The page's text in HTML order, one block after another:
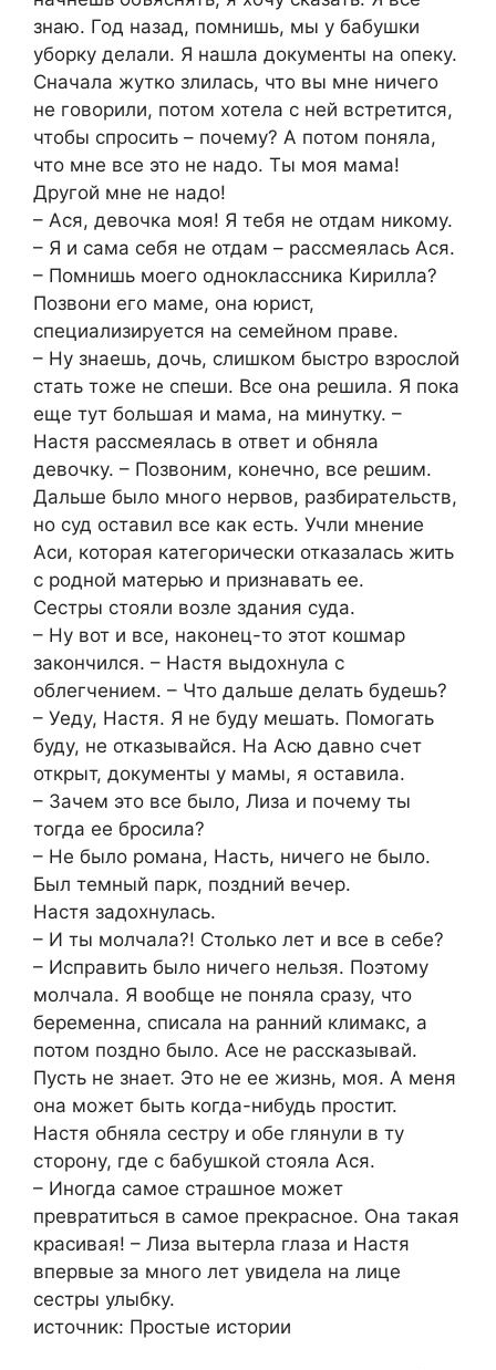
знаю. Год назад, помнишь, мы у бабушки
уборку делали. Я нашла документы на опеку.
Сначала жутко злилась, что вы мне ничего
не говорили, потом хотела с ней встретится,
чтобы спросить – почему? А потом поняла,
что мне все это не надо. Ты моя мама!
Другой мне не надо!
– Ася, девочка моя! Я тебя не отдам никому.
– Я и сама себя не отдам – рассмеялась Ася.
– Помнишь моего одноклассника Кирилла?
Позвони его маме, она юрист,
специализируется на семейном праве.
– Ну знаешь, дочь, слишком быстро взрослой
стать тоже не спеши. Все она решила. Я пока
еще тут большая и мама, на минутку. –
Настя рассмеялась в ответ и обняла
девочку. – Позвоним, конечно, все решим.
Дальше было много нервов, разбирательств,
но суд оставил все как есть. Учли мнение
Аси, которая категорически отказалась жить
с родной матерью и признавать ее.
Сестры стояли возле здания суда.
– Ну вот и все, наконец-то этот кошмар
закончился. – Настя выдохнула с
облегчением. – Что дальше делать будешь?
– Уеду, Настя. Я не буду мешать. Помогать
буду, не отказывайся. На Асю давно счет
открыт, документы у мамы, я оставила.
– Зачем это все было, Лиза и почему ты
тогда ее бросила?
– Не было романа, Насть, ничего не было.
Был темный парк, поздний вечер.
Настя задохнулась.
– И ты молчала?! Столько лет и все в себе?
– Исправить было ничего нельзя. Поэтому
молчала. Я вообще не поняла сразу, что
беременна, списала на ранний климакс, а
потом поздно было. Асе не рассказывай.
Пусть не знает. Это не ее жизнь, моя. А меня
она может быть когда-нибудь простит.
Настя обняла сестру и обе глянули в ту
сторону, где с бабушкой стояла Ася.
– Иногда самое страшное может
превратиться в самое прекрасное. Она такая
красивая! – Лиза вытерла глаза и Настя
впервые за много лет увидела на лице
сестры улыбку.
источник: Простые истории